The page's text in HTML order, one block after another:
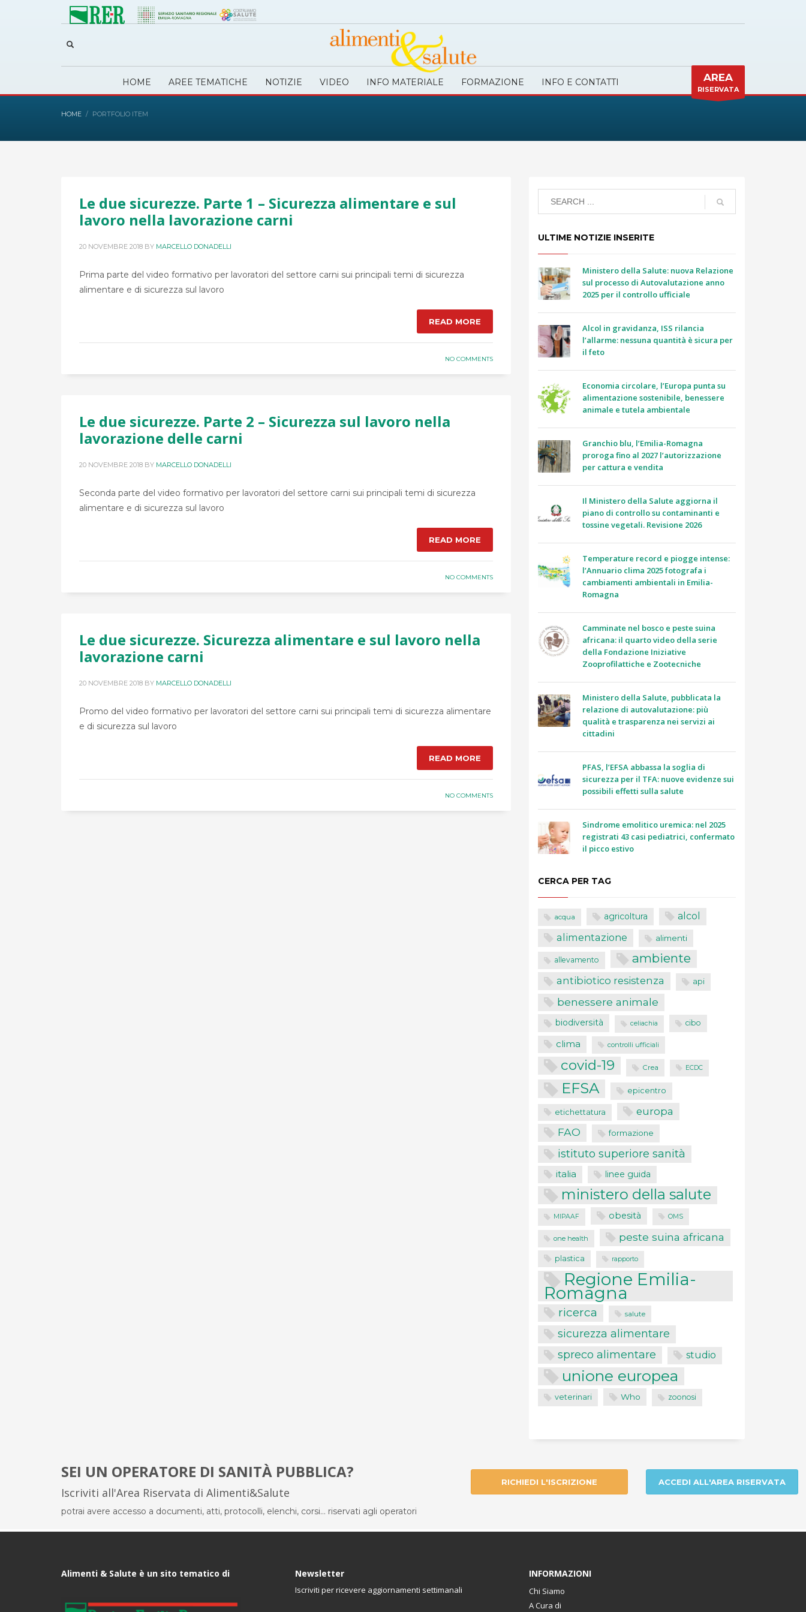
HOME AREE TEMATICHE NOTIZIE VIDEO INFO MATERIALE FORMAZIONE INFO E CONTATTI AREA
RISERVATA
HOME PORTFOLIO ITEM
Le due sicurezze. Parte 1 – Sicurezza alimentare e sul
lavoro nella lavorazione carni
20 NOVEMBRE 2018 BY MARCELLO DONADELLI
Prima parte del video formativo per lavoratori del settore carni sui principali temi di sicurezza
alimentare e di sicurezza sul lavoro
READ MORE
NO COMMENTS
Le due sicurezze. Parte 2 – Sicurezza sul lavoro nella
lavorazione delle carni
20 NOVEMBRE 2018 BY MARCELLO DONADELLI
Seconda parte del video formativo per lavoratori del settore carni sui principali temi di sicurezza
alimentare e di sicurezza sul lavoro
READ MORE
NO COMMENTS
Le due sicurezze. Sicurezza alimentare e sul lavoro nella
lavorazione carni
20 NOVEMBRE 2018 BY MARCELLO DONADELLI
Promo del video formativo per lavoratori del settore carni sui principali temi di sicurezza alimentare
e di sicurezza sul lavoro
READ MORE
NO COMMENTS
ULTIME NOTIZIE INSERITE
Ministero della Salute: nuova Relazione
sul processo di Autovalutazione anno
2025 per il controllo ufficiale
Alcol in gravidanza, ISS rilancia
l’allarme: nessuna quantità è sicura per
il feto
Economia circolare, l’Europa punta su
alimentazione sostenibile, benessere
animale e tutela ambientale
Granchio blu, l’Emilia-Romagna
proroga fino al 2027 l’autorizzazione
per cattura e vendita
Il Ministero della Salute aggiorna il
piano di controllo su contaminanti e
tossine vegetali. Revisione 2026
Temperature record e piogge intense:
l’Annuario clima 2025 fotografa i
cambiamenti ambientali in Emilia-
Romagna
Camminate nel bosco e peste suina
africana: il quarto video della serie
della Fondazione Iniziative
Zooprofilattiche e Zootecniche
Ministero della Salute, pubblicata la
relazione di autovalutazione: più
qualità e trasparenza nei servizi ai
cittadini
PFAS, l’EFSA abbassa la soglia di
sicurezza per il TFA: nuove evidenze sui
possibili effetti sulla salute
Sindrome emolitico uremica: nel 2025
registrati 43 casi pediatrici, confermato
il picco estivo
CERCA PER TAG
acqua agricoltura alcol
alimentazione alimenti
allevamento ambiente
antibiotico resistenza api
benessere animale
biodiversità celiachia cibo
clima controlli ufficiali
covid-19 Crea ECDC
EFSA epicentro
etichettatura europa
FAO formazione
istituto superiore sanità
italia linee guida
ministero della salute
MIPAAF obesità OMS
one health peste suina africana
plastica rapporto
Regione Emilia-
Romagna
ricerca salute
sicurezza alimentare
spreco alimentare studio
unione europea
veterinari Who zoonosi
SEI UN OPERATORE DI SANITÀ PUBBLICA?
Iscriviti all'Area Riservata di Alimenti&Salute
potrai avere accesso a documenti, atti, protocolli, elenchi, corsi... riservati agli operatori
RICHIEDI L'ISCRIZIONE ACCEDI ALL'AREA RISERVATA
Alimenti & Salute è un sito tematico di Newsletter
Iscriviti per ricevere aggiornamenti settimanali
INFORMAZIONI
Chi Siamo
A Cura di